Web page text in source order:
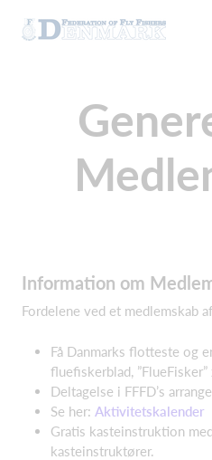
Information om
Fordelene ved et medlemskab
Få Danmarks flotteste og
fluefiskerblad,
Deltagelse i FFFD’s
Se her: Aktivitetskalender
Gratis kasteinstruktion
kasteinstruktører.